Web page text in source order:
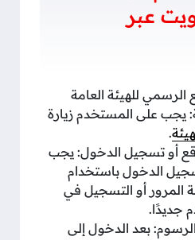
عبر
الرسمي للهيئة العامة
يجب على المستخدم زيارة
.
أو تسجيل الدخول: يجب
الدخول باستخدام
المرور أو التسجيل في
جديدًا.
بعد الدخول إلى